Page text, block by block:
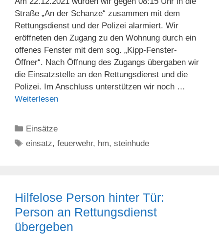
Straße „An der Schanze“ zusammen mit dem
Rettungsdienst und der Polizei alarmiert. Wir
eröffneten den Zugang zu den Wohnung durch ein
offenes Fenster mit dem sog. „Kipp-Fenster-
Öffner“. Nach Öffnung des Zugangs übergaben wir
die Einsatzstelle an den Rettungsdienst und die
Polizei. Im Anschluss unterstützen wir noch …
Weiterlesen
Kategorien
Einsätze
Schlagwörter
einsatz,feuerwehr, hm,steinhude
Hilfelose Person hinter Tür:
Person an Rettungsdienst
übergeben